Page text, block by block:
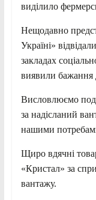
виділило
Нещодавно
Україні»
закладах
виявили бажання
Висловлюємо
за надісланий
нашими
Щиро вдячні
«Кристал» за
вантажу.